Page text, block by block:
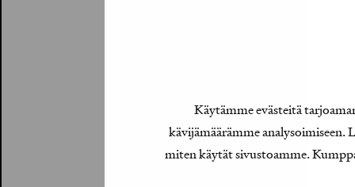
Käytämme evästeitä
kävijämäärämme analysoimiseen.
miten käytät sivustoamme.